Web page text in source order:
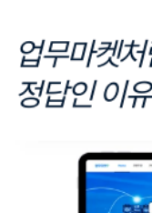
업무마켓
정답인 이유